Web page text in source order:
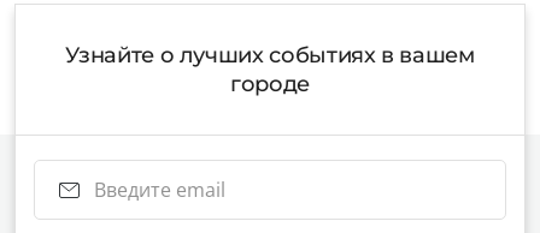
Узнайте о лучших событиях в вашем
городе